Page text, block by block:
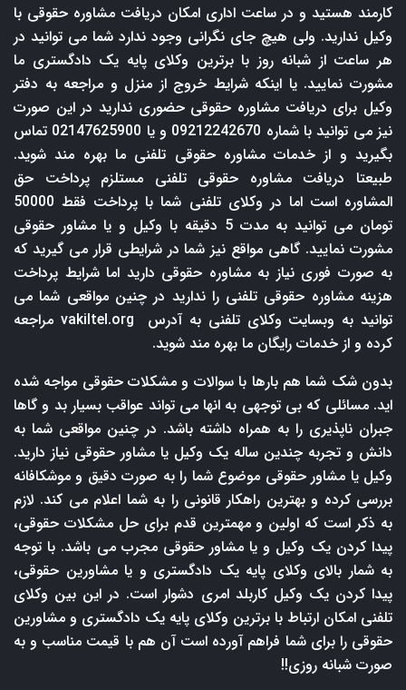
کارمند هستید و در ساعت اداری امکان دریافت مشاوره حقوقی با
وکیل ندارید. ولی هیچ جای نگرانی وجود ندارد شما می توانید در
هر ساعت از شبانه روز با برترین وکلای پایه یک دادگستری ما
مشورت نمایید. یا اینکه شرایط خروج از منزل و مراجعه به دفتر
وکیل برای دریافت مشاوره حقوقی حضوری ندارید در این صورت
نیز می توانید با شماره 09212242670 و یا 02147625900 تماس
بگیرید و از خدمات مشاوره حقوقی تلفنی ما بهره مند شوید.
طبیعتا دریافت مشاوره حقوقی تلفنی مستلزم پرداخت حق
المشاوره است اما در وکلای تلفنی شما با پرداخت فقط 50000
تومان می توانید به مدت 5 دقیقه با وکیل و یا مشاور حقوقی
مشورت نمایید. گاهی مواقع نیز شما در شرایطی قرار می گیرید که
به صورت فوری نیاز به مشاوره حقوقی دارید اما شرایط پرداخت
هزینه مشاوره حقوقی تلفنی را ندارید در چنین مواقعی شما می
توانید به وبسایت وکلای تلفنی به آدرس
vakiltel.org مراجعه
کرده و از خدمات رایگان ما بهره مند شوید.
بدون شک شما هم بارها با سوالات و مشکلات حقوقی مواجه شده
اید. مسائلی که بی توجهی به انها می تواند عواقب بسیار بد و گاها
جبران ناپذیری را به همراه داشته باشد. در چنین مواقعی شما به
دانش و تجربه چندین ساله یک وکیل یا مشاور حقوقی نیاز دارید.
وکیل یا مشاور حقوقی موضوع شما را به صورت دقیق و موشکافانه
بررسی کرده و بهترین راهکار قانونی را به شما اعلام می کند. لازم
به ذکر است که اولین و مهمترین قدم برای حل مشکلات حقوقی،
پیدا کردن یک وکیل و یا مشاور حقوقی مجرب می باشد. با توجه
به شمار بالای وکلای پایه یک دادگستری و یا مشاورین حقوقی،
پیدا کردن یک وکیل کاربلد امری دشوار است. در این بین وکلای
تلفنی امکان ارتباط با برترین وکلای پایه یک دادگستری و مشاورین
حقوقی را برای شما فراهم آورده است آن هم با قیمت مناسب و به
صورت شبانه روزی!!